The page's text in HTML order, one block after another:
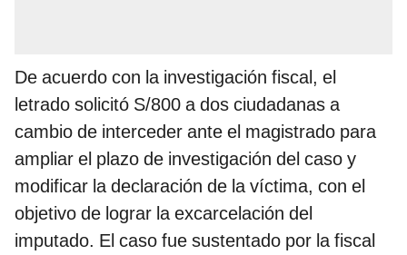
De acuerdo con la investigación fiscal, el
letrado solicitó S/800 a dos ciudadanas a
cambio de interceder ante el magistrado para
ampliar el plazo de investigación del caso y
modificar la declaración de la víctima, con el
objetivo de lograr la excarcelación del
imputado. El caso fue sustentado por la fiscal